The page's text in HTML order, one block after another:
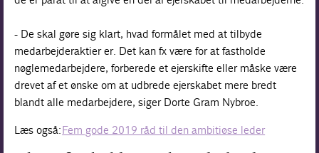
- De skal gøre sig klart, hvad formålet med at tilbyde
medarbejderaktier er. Det kan fx være for at fastholde
nøglemedarbejdere, forberede et ejerskifte eller måske være
drevet af et ønske om at udbrede ejerskabet mere bredt
blandt alle medarbejdere, siger Dorte Gram Nybroe.
Læs også:Fem gode 2019 råd til den ambitiøse leder